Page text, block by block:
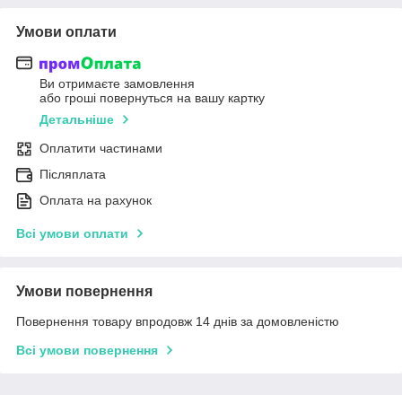
Умови оплати
Ви отримаєте замовлення
або гроші повернуться на вашу картку
Детальніше
Оплатити частинами
Післяплата
Оплата на рахунок
Всі умови оплати
Умови повернення
Повернення товару впродовж 14 днів за домовленістю
Всі умови повернення